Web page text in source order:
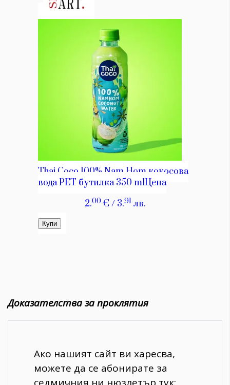
Доказателства за проклятия
Ако нашият сайт ви харесва,
можете да се абонирате за